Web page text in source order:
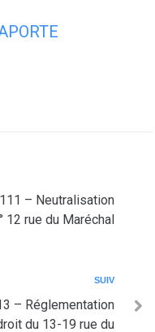
– Neutralisation
12 rue du Maréchal
SUIV
– Réglementation
du 13-19 rue du